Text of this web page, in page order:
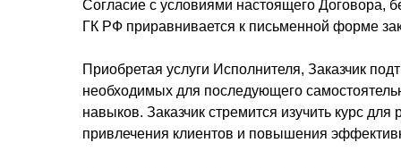
Согласие с условиями настоящего Договора,
ГК РФ приравнивается к письменной форме
Приобретая услуги Исполнителя, Заказчик
необходимых для последующего
навыков. Заказчик стремится изучить курс
привлечения клиентов и повышения